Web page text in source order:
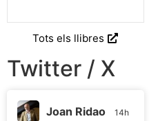
Tots els llibres
Twitter / X
Joan Ridao 14h